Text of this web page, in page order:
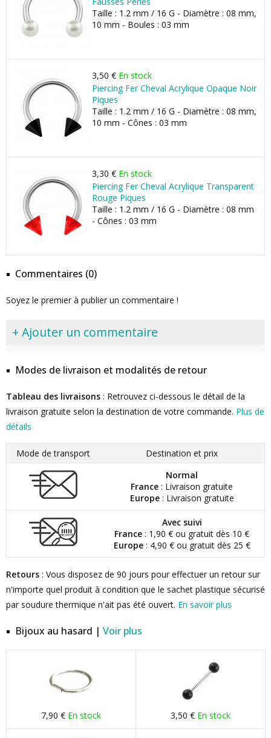
Taille : 1.2 mm / 16 G - Diamètre : 08 mm,
10 mm - Boules : 03 mm
3,50 € En stock
Piercing Fer Cheval Acrylique Opaque Noir
Piques
Taille : 1.2 mm / 16 G - Diamètre : 08 mm,
10 mm - Cônes : 03 mm
3,30 € En stock
Piercing Fer Cheval Acrylique Transparent
Rouge Piques
Taille : 1.2 mm / 16 G - Diamètre : 08 mm
- Cônes : 03 mm
Commentaires (0)
Soyez le premier à publier un commentaire !
+ Ajouter un commentaire
Modes de livraison et modalités de retour
Tableau des livraisons : Retrouvez ci-dessous le détail de la
livraison gratuite selon la destination de votre commande. Plus de
détails
Mode de transport
Destination et prix
Normal
France : Livraison gratuite
Europe: Livraison gratuite
Avec suivi
France : 1,90 € ou gratuit dès 10 €
Europe: 4,90 € ou gratuit dès 25 €
Retours : Vous disposez de 90 jours pour effectuer un retour sur
n'importe quel produit à condition que le sachet plastique sécurisé
par soudure thermique n'ait pas été ouvert. En savoir plus
Bijoux au hasard | Voir plus
7,90 € En stock 3,50 € En stock